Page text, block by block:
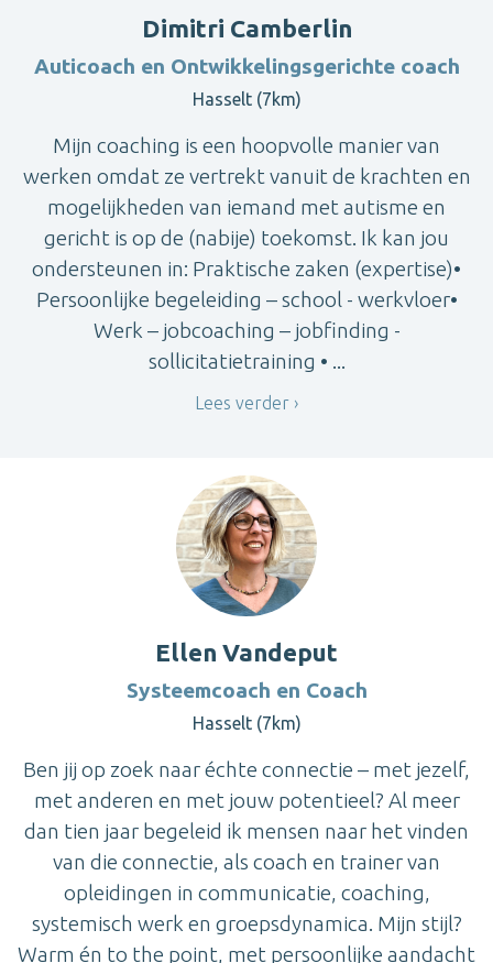
Dimitri Camberlin
Auticoach en Ontwikkelingsgerichte coach
Hasselt (7km)
Mijn coaching is een hoopvolle manier van
werken omdat ze vertrekt vanuit de krachten en
mogelijkheden van iemand met autisme en
gericht is op de (nabije) toekomst. Ik kan jou
ondersteunen in: Praktische zaken (expertise)•
Persoonlijke begeleiding – school - werkvloer•
Werk – jobcoaching – jobfinding -
sollicitatietraining • ...
Lees verder
Ellen Vandeput
Systeemcoach en Coach
Hasselt (7km)
Ben jij op zoek naar échte connectie – met jezelf,
met anderen en met jouw potentieel? Al meer
dan tien jaar begeleid ik mensen naar het vinden
van die connectie, als coach en trainer van
opleidingen in communicatie, coaching,
systemisch werk en groepsdynamica. Mijn stijl?
Warm én to the point, met persoonlijke aandacht